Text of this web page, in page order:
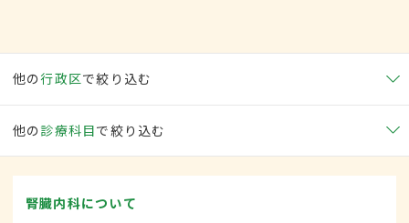
他の行政区で絞り込む
他の 診療科目で絞り込む
腎臓内科について